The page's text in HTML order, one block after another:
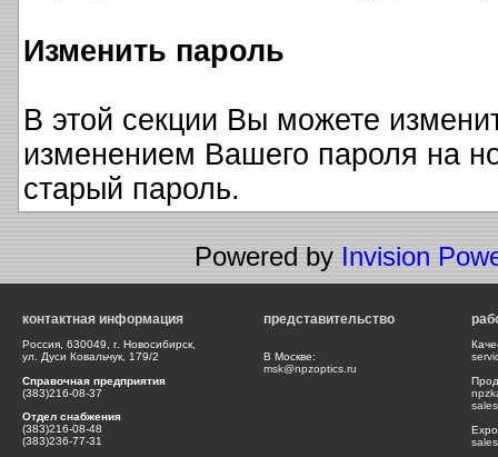
Изменить пароль
В этой секции Вы можете
изменением Вашего пароля на
старый пароль.
Powered by Invision
контактная информация
Россия, 630049, г. Новосибирск,
ул. Дуси Ковальчук, 179/2
Справочная предприятия
(383)216-08-37
Отдел снабжения
(383)216-08-48
(383)236-77-31
представительство
В Москве:
msk@npzoptics.ru